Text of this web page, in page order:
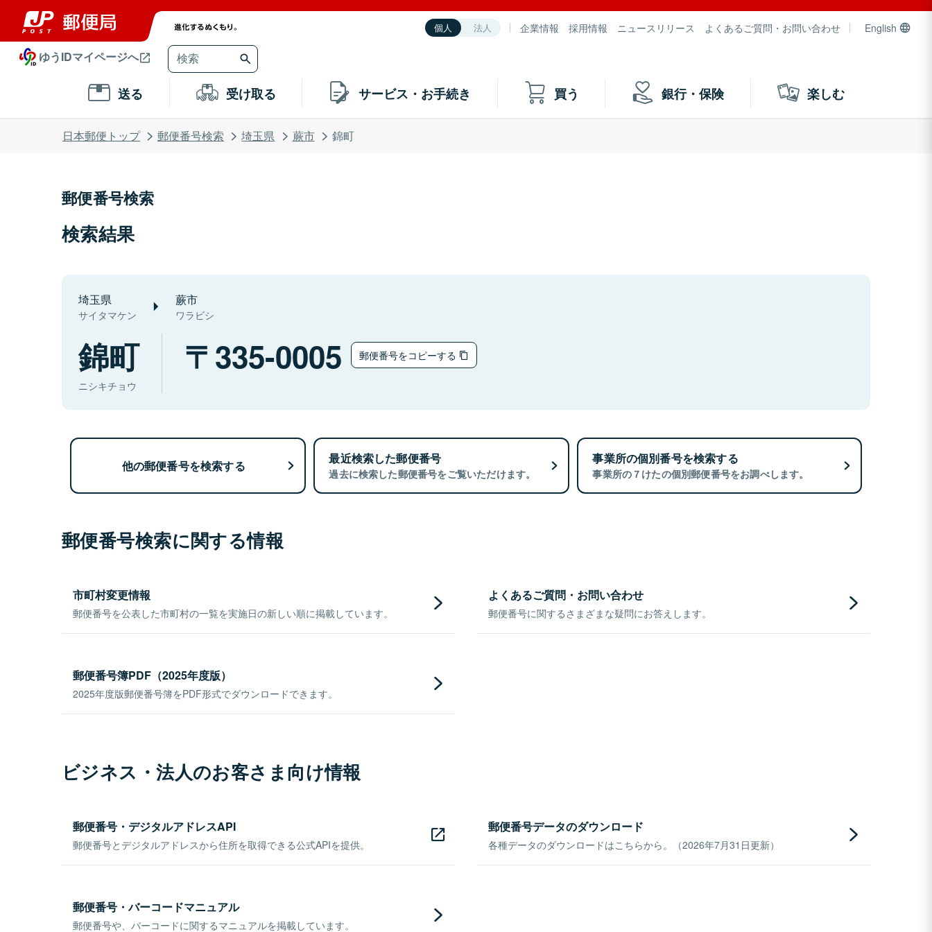
個人 法人 企業情報 採用情報 ニュースリリース よくあるご質問・お問い合わせ English
ゆうIDマイページへ
送る 受け取る サービス・お手続き 買う 銀行・保険 楽しむ
日本郵便トップ 郵便番号検索 埼玉県 蕨市 錦町
郵便番号検索
検索結果
埼玉県
サイタマケン
蕨市
ワラビシ
錦町
ニシキチョウ
335-0005 郵便番号をコピーする
他の郵便番号を検索する 最近検索した郵便番号
過去に検索した郵便番号をご覧いただけます。
事業所の個別番号を検索する
事業所の７けたの個別郵便番号をお調べします。
郵便番号検索に関する情報
市町村変更情報
郵便番号を公表した市町村の一覧を実施日の新しい順に掲載しています。
よくあるご質問・お問い合わせ
郵便番号に関するさまざまな疑問にお答えします。
郵便番号簿PDF（2025年度版）
2025年度版郵便番号簿をPDF形式でダウンロードできます。
ビジネス・法人のお客さま向け情報
郵便番号・デジタルアドレスAPI
郵便番号とデジタルアドレスから住所を取得できる公式APIを提供。
郵便番号データのダウンロード
各種データのダウンロードはこちらから。（2026年7月31日更新）
郵便番号・バーコードマニュアル
郵便番号や、バーコードに関するマニュアルを掲載しています。